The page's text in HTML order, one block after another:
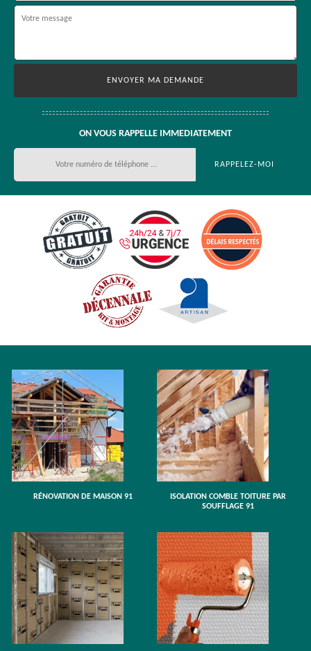
ON VOUS RAPPELLE IMMEDIATEMENT
RÉNOVATION DE MAISON 91
ISOLATION COMBLE TOITURE PAR
SOUFFLAGE 91